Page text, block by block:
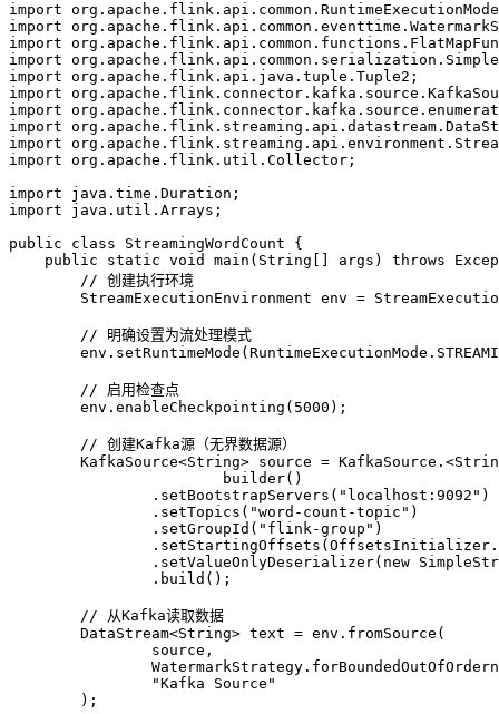
import org.apache.flink.api.common.RuntimeExecutionMode
import
import
import
import org.apache.flink.api.java.tuple.Tuple2 ;
import
import
import
import
import org.apache.flink.util.Collector ;
import java.time.Duration ;
import java.util.Arrays ;
public class StreamingWordCount {
    public
static void main ( String args ) throws
        // 创建执行环境
        StreamExecutionEnvironment
env =
        // 明确设置为流处理模式
        env
. setRuntimeMode ( RuntimeExecutionMode .
        // 启用检查点
        env
. enableCheckpointing ( 5000 );
        // 创建Kafka源（无界数据源）
        KafkaSource
<String> source = KafkaSource. <
                        builder
()
                .
setBootstrapServers ( "localhost:9092" )
                .
setTopics ( "word-count-topic" )
                .
setGroupId ( "flink-group" )
                .
setStartingOffsets ( OffsetsInitializer .
                .
setValueOnlyDeserializer( new
                .
build ();
        // 从Kafka读取数据
        DataStream
<String> text = env . fromSource (
                source,
                WatermarkStrategy
.
                "Kafka Source"
        );